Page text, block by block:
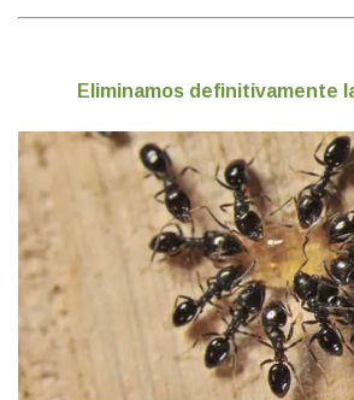
Eliminamos definitivamente